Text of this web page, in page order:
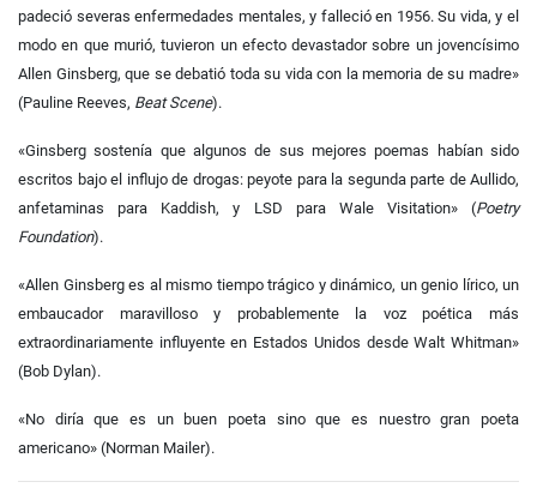
padeció severas enfermedades mentales, y falleció en 1956. Su vida, y el
modo en que murió, tuvieron un efecto devastador sobre un jovencísimo
Allen Ginsberg, que se debatió toda su vida con la memoria de su madre»
(Pauline Reeves, Beat Scene).
«Ginsberg sostenía que algunos de sus mejores poemas habían sido
escritos bajo el influjo de drogas: peyote para la segunda parte de Aullido,
anfetaminas para Kaddish, y LSD para Wale Visitation» (Poetry
Foundation).
«Allen Ginsberg es al mismo tiempo trágico y dinámico, un genio lírico, un
embaucador maravilloso y probablemente la voz poética más
extraordinariamente influyente en Estados Unidos desde Walt Whitman»
(Bob Dylan).
«No diría que es un buen poeta sino que es nuestro gran poeta
americano» (Norman Mailer).